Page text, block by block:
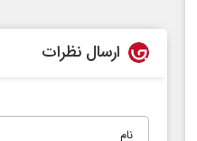
ارسال نظرات